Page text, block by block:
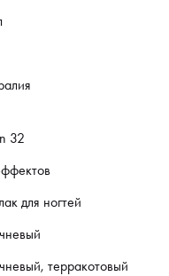
32
для ногтей
терракотовый